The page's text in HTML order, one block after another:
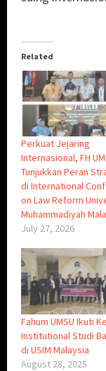
Related
Perkuat Jejaring
Internasional, FH
Tunjukkan Peran
di International
on Law Reform
Muhammadiyah
July 27, 2026
Fahum UMSU Ikuti
Institutional Studi
di USIM Malaysia
August 28, 2025